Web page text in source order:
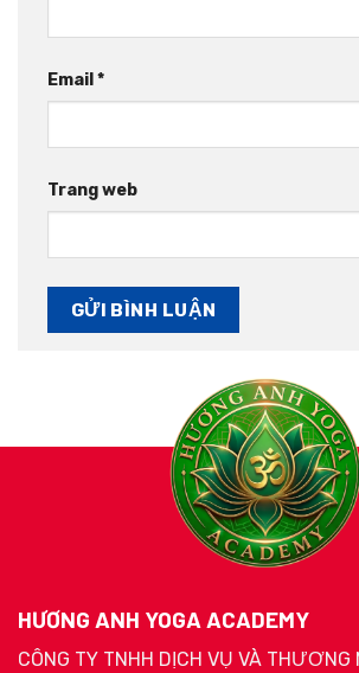
Email *
Trang web
HƯƠNG ANH YOGA ACADEMY
CÔNG TY TNHH DỊCH VỤ VÀ THƯƠNG